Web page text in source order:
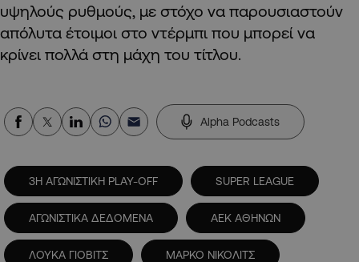
υψηλούς ρυθμούς, με στόχο να παρουσιαστούν
απόλυτα έτοιμοι στο ντέρμπι που μπορεί να
κρίνει πολλά στη μάχη του τίτλου.
Alpha Podcasts
3Η ΑΓΩΝΙΣΤΙΚΗ PLAY-OFF SUPER LEAGUE
ΑΓΩΝΙΣΤΙΚΑ ΔΕΔΟΜΕΝΑ ΑΕΚ ΑΘΗΝΩΝ
ΛΟΥΚΑ ΓΙΟΒΙΤΣ ΜΑΡΚΟ ΝΙΚΟΛΙΤΣ